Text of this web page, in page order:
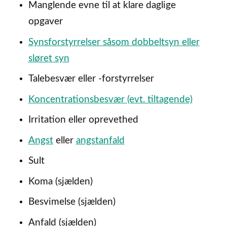
Manglende evne til at klare daglige
opgaver
Synsforstyrrelser såsom dobbeltsyn eller
sløret syn
Talebesvær eller -forstyrrelser
Koncentrationsbesvær (evt. tiltagende)
Irritation eller oprevethed
Angsteller angstanfald
Sult
Koma (sjælden)
Besvimelse (sjælden)
Anfald (sjælden)